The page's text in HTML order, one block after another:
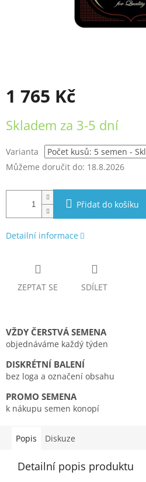
1 765 Kč
cena:
Skladem za 3-5 dní
Varianta
Můžeme doručit do: 18.8.2026
Přidat do košíku
Detailní informace
ZEPTAT SE SDÍLET
VŽDY ČERSTVÁ SEMENA
objednáváme každý týden
DISKRÉTNÍ BALENÍ
bez loga a označení obsahu
PROMO SEMENA
k nákupu semen konopí
Popis Diskuze
Detailní popis produktu